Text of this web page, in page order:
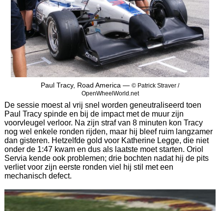
Paul Tracy, Road America — © Patrick Straver /
OpenWheelWorld.net
De sessie moest al vrij snel worden geneutraliseerd toen
Paul Tracy spinde en bij de impact met de muur zijn
voorvleugel verloor. Na zijn straf van 8 minuten kon Tracy
nog wel enkele ronden rijden, maar hij bleef ruim langzamer
dan gisteren. Hetzelfde gold voor Katherine Legge, die niet
onder de 1:47 kwam en dus als laatste moet starten. Oriol
Servia kende ook problemen; drie bochten nadat hij de pits
verliet voor zijn eerste ronden viel hij stil met een
mechanisch defect.